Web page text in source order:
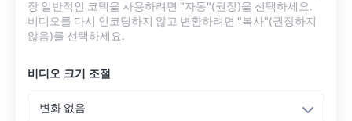
장 일반적인 코덱을 사용하려면 "자동"(권장)을 선택하세요.
비디오를 다시 인코딩하지 않고 변환하려면 "복사"(권장하지
않음)를 선택하세요.
비디오 크기 조절
변화 없음